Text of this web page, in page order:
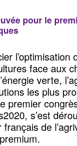
pour le
l’optimisation
face aux
verte,
les plus
premier
s’est
de